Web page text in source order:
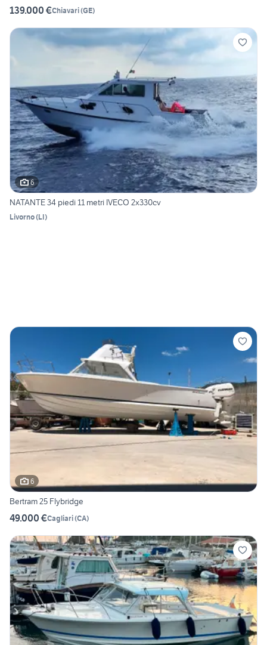
139.000 €Chiavari(GE)
6
NATANTE 34 piedi 11 metri IVECO 2x330cv
Livorno(LI)
6
Bertram 25 Flybridge
49.000 €Cagliari(CA)